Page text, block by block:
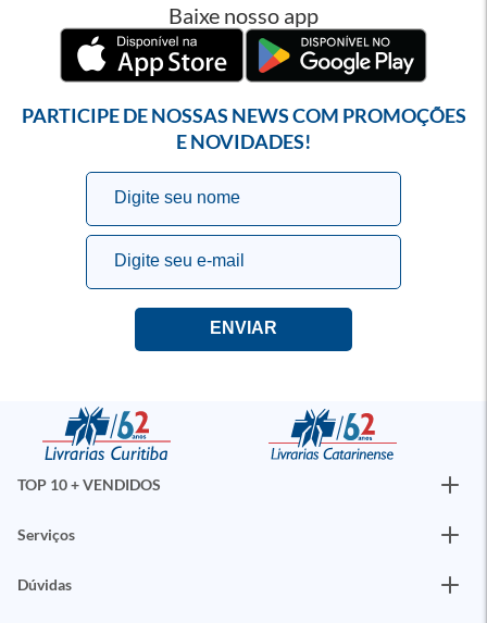
Baixe nosso app
PARTICIPE DE NOSSAS NEWS COM PROMOÇÕES
E NOVIDADES!
TOP 10 + VENDIDOS
Serviços
Dúvidas